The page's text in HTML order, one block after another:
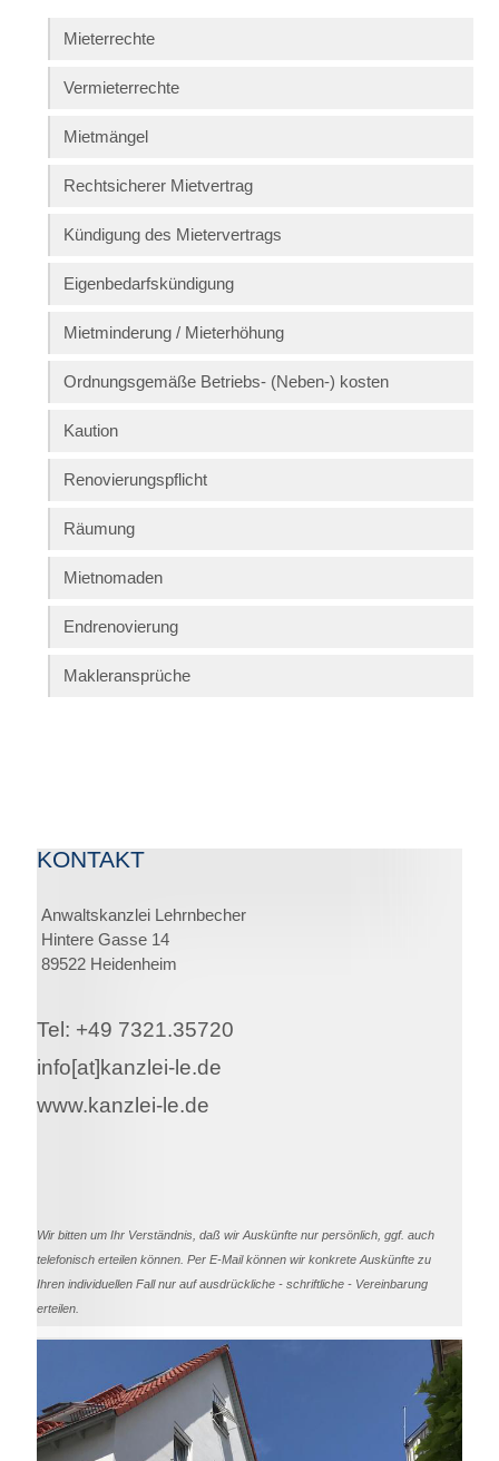
Mieterrechte
Vermieterrechte
Mietmängel
Rechtsicherer Mietvertrag
Kündigung des Mietervertrags
Eigenbedarfskündigung
Mietminderung / Mieterhöhung
Ordnungsgemäße Betriebs- (Neben-) kosten
Kaution
Renovierungspflicht
Räumung
Mietnomaden
Endrenovierung
Makleransprüche
KONTAKT
Anwaltskanzlei Lehrnbecher
Hintere Gasse 14
89522 Heidenheim
Tel: +49 7321.35720
info[at]kanzlei-le.de
www.kanzlei-le.de
Wir bitten um Ihr Verständnis, daß wir Auskünfte nur persönlich, ggf. auch
telefonisch erteilen können. Per E-Mail können wir konkrete Auskünfte zu
Ihren individuellen Fall nur auf ausdrückliche - schriftliche - Vereinbarung
erteilen.